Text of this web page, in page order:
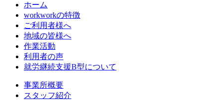
ホーム
workworkの特徴
ご利用者様へ
地域の皆様へ
作業活動
利用者の声
就労継続支援B型について
事業所概要
スタッフ紹介